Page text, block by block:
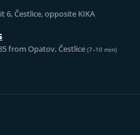
6, Čestlice, opposite KIKA
from Opatov, Čestlice (7–10 min)